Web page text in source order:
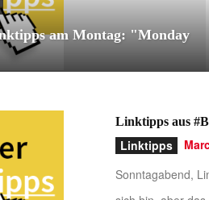
am Montag: "Monday
Linktipps aus
Linktipps
Sonntagabend,